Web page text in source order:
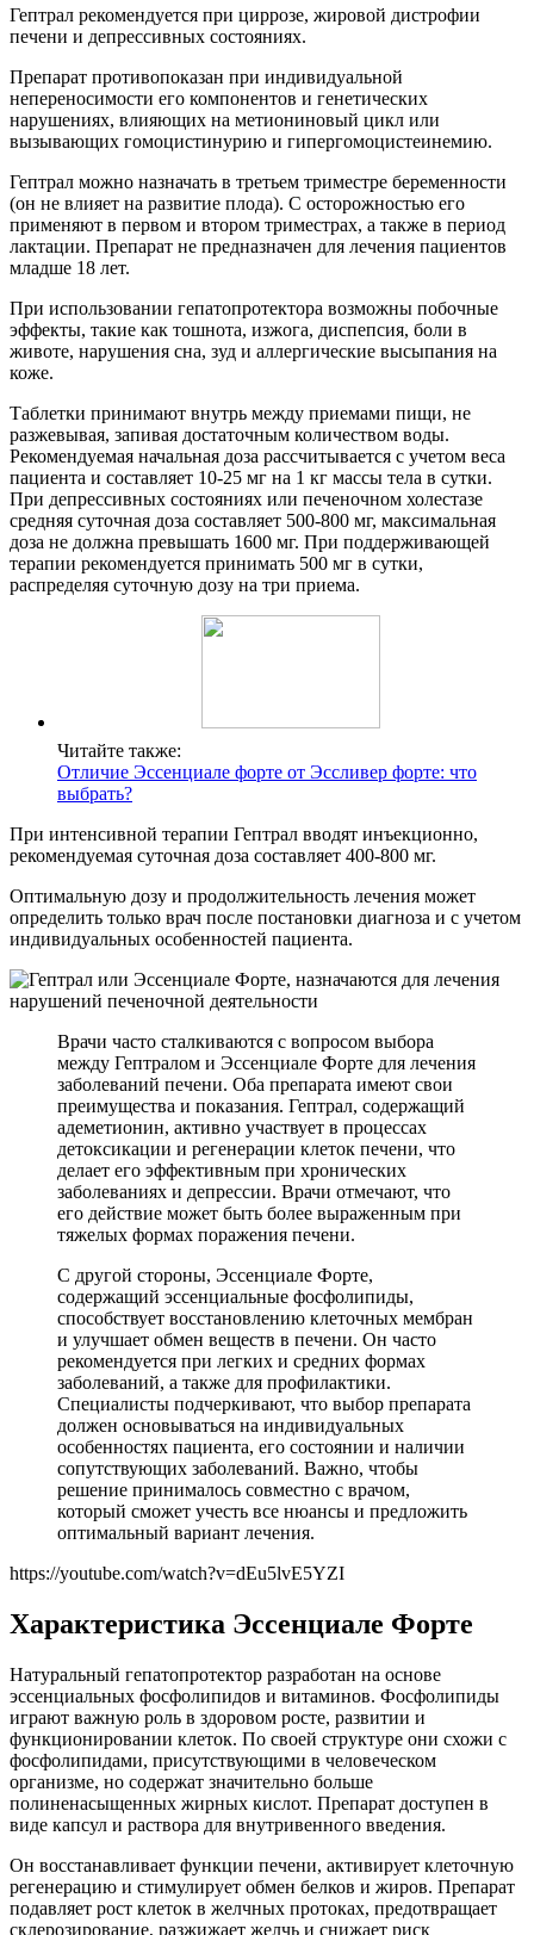
Гептрал рекомендуется при циррозе, жировой дистрофии
печени и депрессивных состояниях.
Препарат противопоказан при индивидуальной
непереносимости его компонентов и генетических
нарушениях, влияющих на метиониновый цикл или
вызывающих гомоцистинурию и гипергомоцистеинемию.
Гептрал можно назначать в третьем триместре беременности
(он не влияет на развитие плода). С осторожностью его
применяют в первом и втором триместрах, а также в период
лактации. Препарат не предназначен для лечения пациентов
младше 18 лет.
При использовании гепатопротектора возможны побочные
эффекты, такие как тошнота, изжога, диспепсия, боли в
животе, нарушения сна, зуд и аллергические высыпания на
коже.
Таблетки принимают внутрь между приемами пищи, не
разжевывая, запивая достаточным количеством воды.
Рекомендуемая начальная доза рассчитывается с учетом веса
пациента и составляет 10-25 мг на 1 кг массы тела в сутки.
При депрессивных состояниях или печеночном холестазе
средняя суточная доза составляет 500-800 мг, максимальная
доза не должна превышать 1600 мг. При поддерживающей
терапии рекомендуется принимать 500 мг в сутки,
распределяя суточную дозу на три приема.
Читайте также:
Отличие Эссенциале форте от Эссливер форте: что
выбрать?
При интенсивной терапии Гептрал вводят инъекционно,
рекомендуемая суточная доза составляет 400-800 мг.
Оптимальную дозу и продолжительность лечения может
определить только врач после постановки диагноза и с учетом
индивидуальных особенностей пациента.
Врачи часто сталкиваются с вопросом выбора
между Гептралом и Эссенциале Форте для лечения
заболеваний печени. Оба препарата имеют свои
преимущества и показания. Гептрал, содержащий
адеметионин, активно участвует в процессах
детоксикации и регенерации клеток печени, что
делает его эффективным при хронических
заболеваниях и депрессии. Врачи отмечают, что
его действие может быть более выраженным при
тяжелых формах поражения печени.
С другой стороны, Эссенциале Форте,
содержащий эссенциальные фосфолипиды,
способствует восстановлению клеточных мембран
и улучшает обмен веществ в печени. Он часто
рекомендуется при легких и средних формах
заболеваний, а также для профилактики.
Специалисты подчеркивают, что выбор препарата
должен основываться на индивидуальных
особенностях пациента, его состоянии и наличии
сопутствующих заболеваний. Важно, чтобы
решение принималось совместно с врачом,
который сможет учесть все нюансы и предложить
оптимальный вариант лечения.
https://youtube.com/watch?v=dEu5lvE5YZI
Характеристика Эссенциале Форте
Натуральный гепатопротектор разработан на основе
эссенциальных фосфолипидов и витаминов. Фосфолипиды
играют важную роль в здоровом росте, развитии и
функционировании клеток. По своей структуре они схожи с
фосфолипидами, присутствующими в человеческом
организме, но содержат значительно больше
полиненасыщенных жирных кислот. Препарат доступен в
виде капсул и раствора для внутривенного введения.
Он восстанавливает функции печени, активирует клеточную
регенерацию и стимулирует обмен белков и жиров. Препарат
подавляет рост клеток в желчных протоках, предотвращает
склерозирование, разжижает желчь и снижает риск